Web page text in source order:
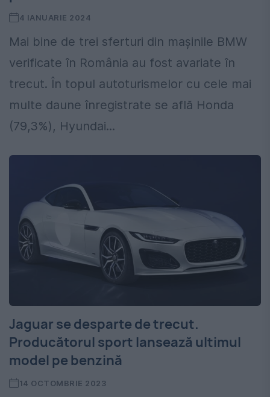
4 IANUARIE 2024
Mai bine de trei sferturi din mașinile BMW
verificate în România au fost avariate în
trecut. În topul autoturismelor cu cele mai
multe daune înregistrate se află Honda
(79,3%), Hyundai...
Jaguar se desparte de trecut.
Producătorul sport lansează ultimul
model pe benzină
14 OCTOMBRIE 2023